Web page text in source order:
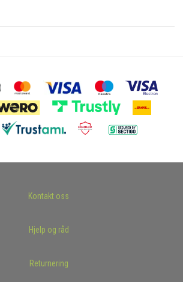
Kontakt oss
Hjelp og råd
Returnering